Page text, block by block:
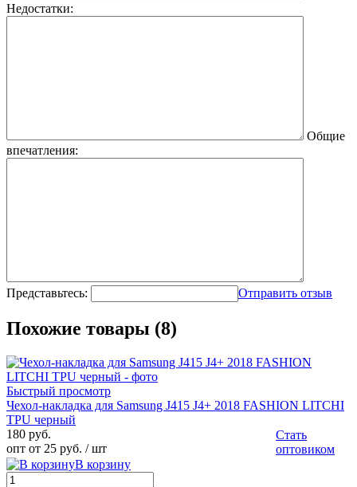
Недостатки:
Общие
впечатления:
Представьтесь: Отправить отзыв
Похожие товары (8)
Быстрый просмотр
Чехол-накладка для Samsung J415 J4+ 2018 FASHION LITCHI
TPU черный
180 руб.
опт от 25 руб. / шт
Стать
оптовиком
В корзину